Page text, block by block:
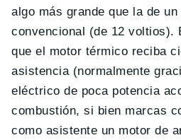
algo más grande que la de un
convencional (de 12 voltios).
que el motor térmico reciba
asistencia (normalmente
eléctrico de poca potencia
combustión, si bien marcas
como asistente un motor de